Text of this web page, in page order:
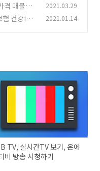
격 매물가
2021.03.29
2021.01.14
TV, 실시간TV 보기, 온에
비 방송 시청하기